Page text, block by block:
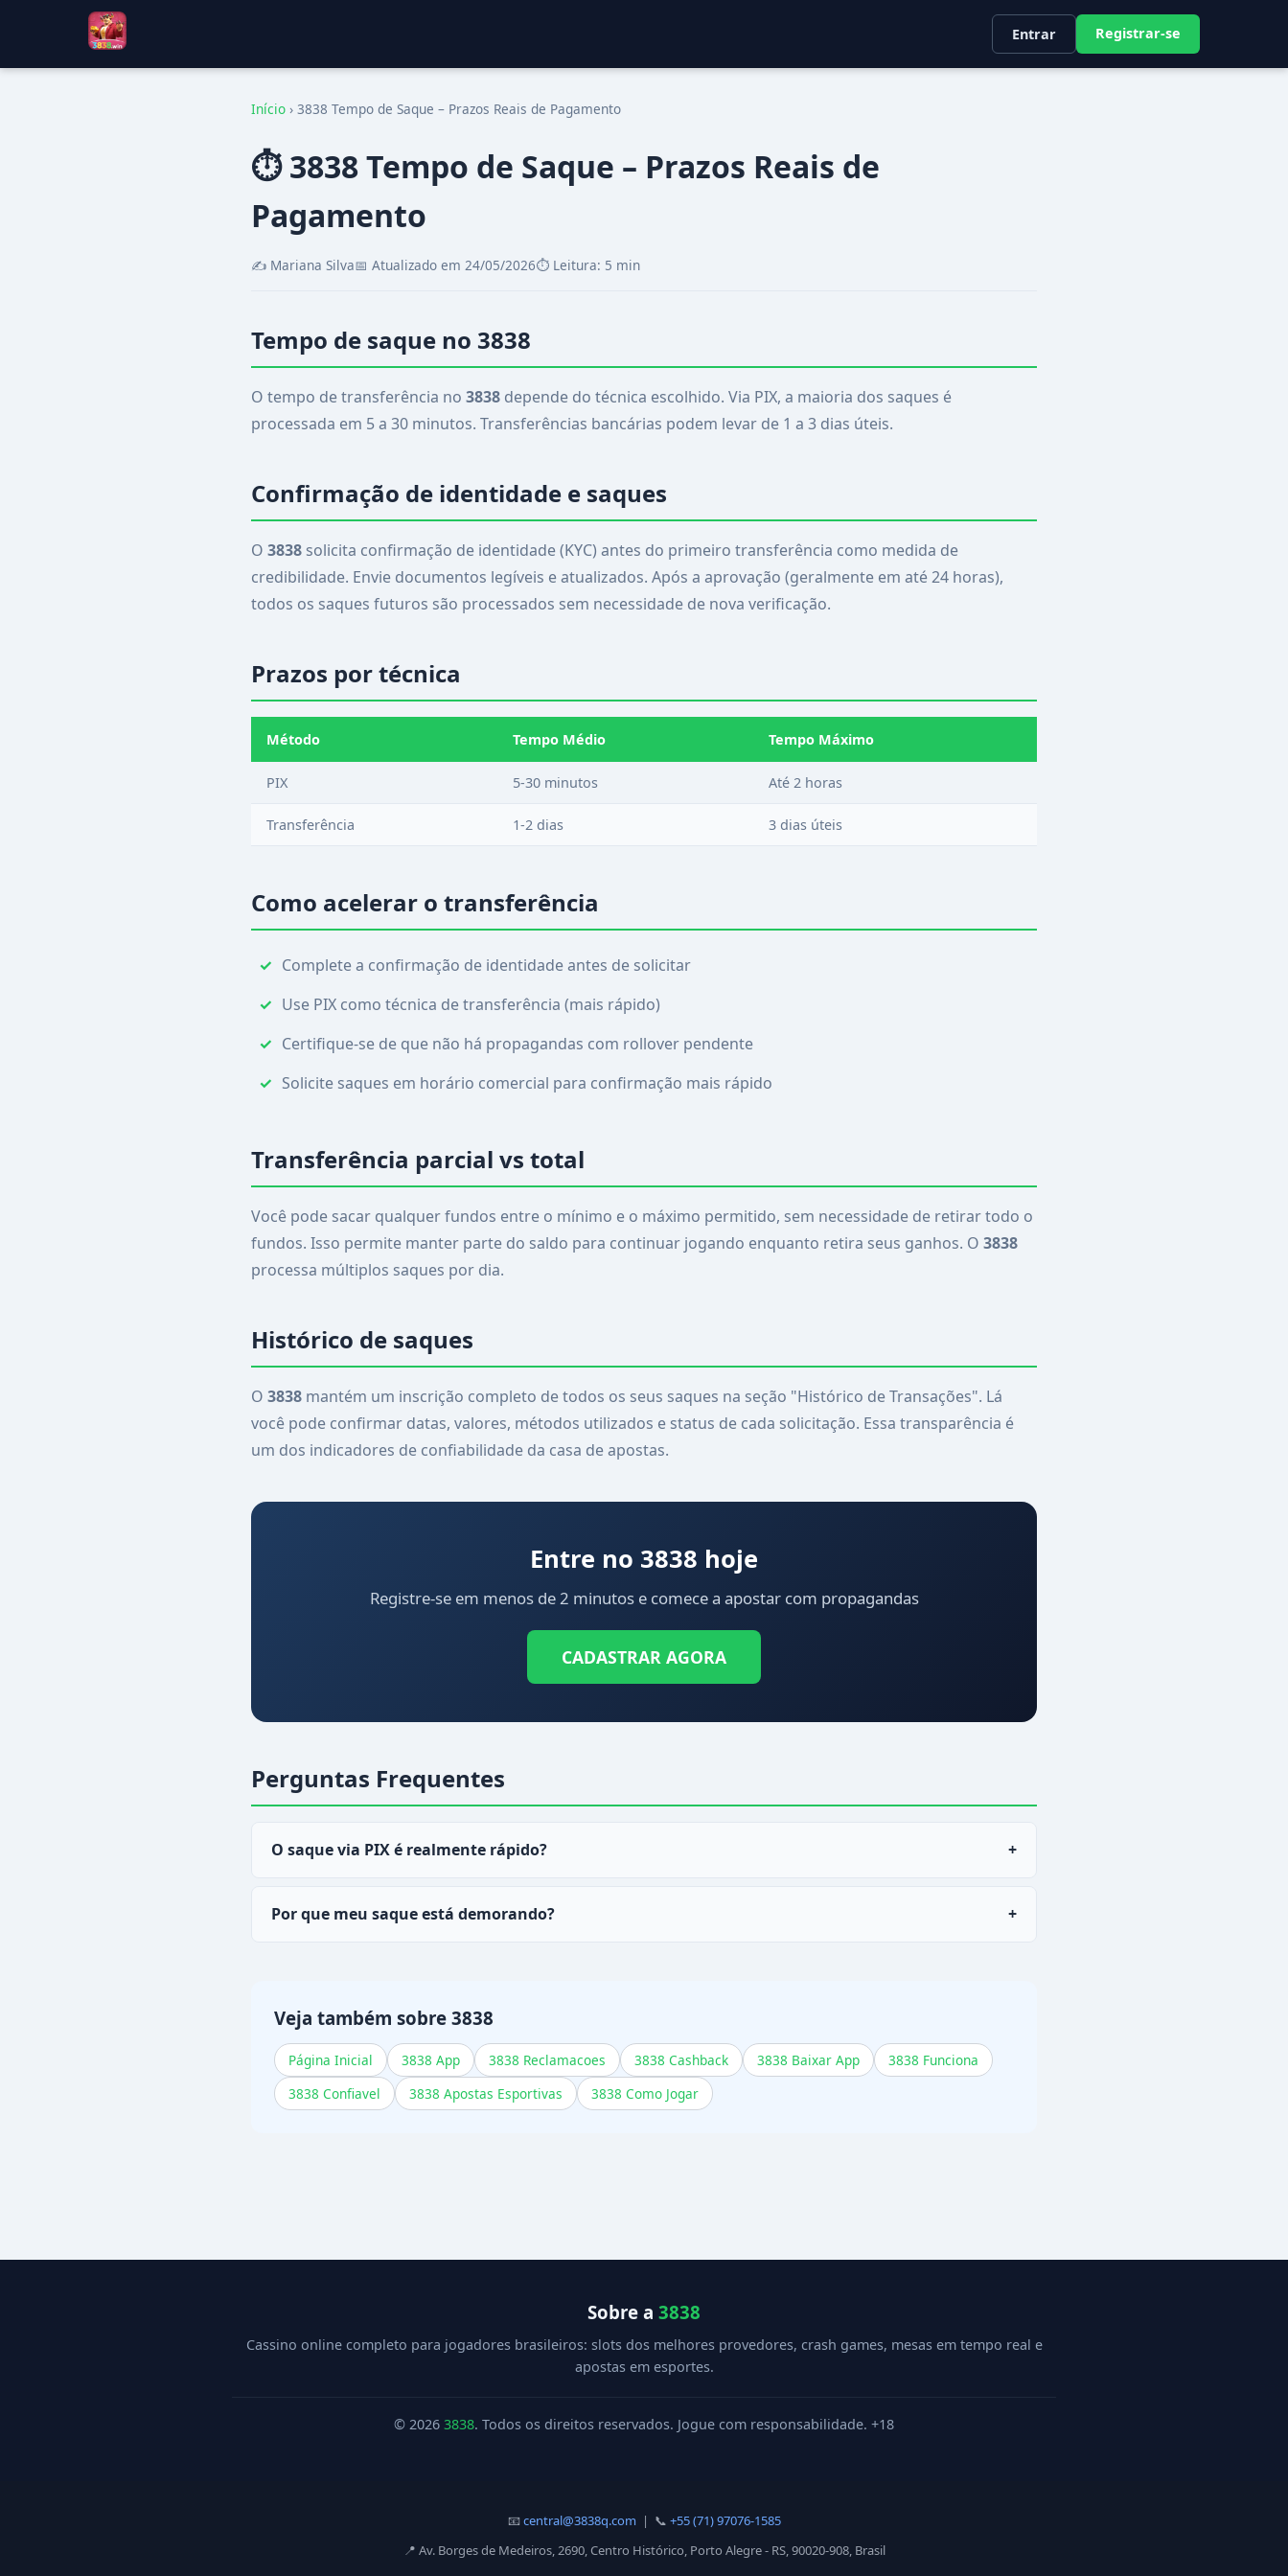
Entrar Registrar-se
Início › 3838 Tempo de Saque – Prazos Reais de Pagamento
⏱️ 3838 Tempo de Saque – Prazos Reais de
Pagamento
✍️ Mariana Silva📅 Atualizado em 24/05/2026⏱️ Leitura: 5 min
Tempo de saque no 3838
O tempo de transferência no 3838 depende do técnica escolhido. Via PIX, a maioria dos saques é
processada em 5 a 30 minutos. Transferências bancárias podem levar de 1 a 3 dias úteis.
Confirmação de identidade e saques
O 3838 solicita confirmação de identidade (KYC) antes do primeiro transferência como medida de
credibilidade. Envie documentos legíveis e atualizados. Após a aprovação (geralmente em até 24 horas),
todos os saques futuros são processados sem necessidade de nova verificação.
Prazos por técnica
Método Tempo Médio Tempo Máximo
PIX 5-30 minutos Até 2 horas
Transferência 1-2 dias 3 dias úteis
Como acelerar o transferência
Complete a confirmação de identidade antes de solicitar
Use PIX como técnica de transferência (mais rápido)
Certifique-se de que não há propagandas com rollover pendente
Solicite saques em horário comercial para confirmação mais rápido
Transferência parcial vs total
Você pode sacar qualquer fundos entre o mínimo e o máximo permitido, sem necessidade de retirar todo o
fundos. Isso permite manter parte do saldo para continuar jogando enquanto retira seus ganhos. O 3838
processa múltiplos saques por dia.
Histórico de saques
O 3838 mantém um inscrição completo de todos os seus saques na seção "Histórico de Transações". Lá
você pode confirmar datas, valores, métodos utilizados e status de cada solicitação. Essa transparência é
um dos indicadores de confiabilidade da casa de apostas.
Entre no 3838 hoje
Registre-se em menos de 2 minutos e comece a apostar com propagandas
CADASTRAR AGORA
Perguntas Frequentes
O saque via PIX é realmente rápido?
+
Por que meu saque está demorando?
+
Veja também sobre 3838
Página Inicial 3838 App 3838 Reclamacoes 3838 Cashback 3838 Baixar App
3838 Funciona
3838 Confiavel
3838 Apostas Esportivas 3838 Como Jogar
Sobre a 3838
Cassino online completo para jogadores brasileiros: slots dos melhores provedores, crash games, mesas em tempo real e
apostas em esportes.
© 2026 3838. Todos os direitos reservados. Jogue com responsabilidade. +18
📧central@3838q.com | 📞 +55 (71) 97076-1585
📍 Av. Borges de Medeiros, 2690, Centro Histórico, Porto Alegre - RS, 90020-908, Brasil